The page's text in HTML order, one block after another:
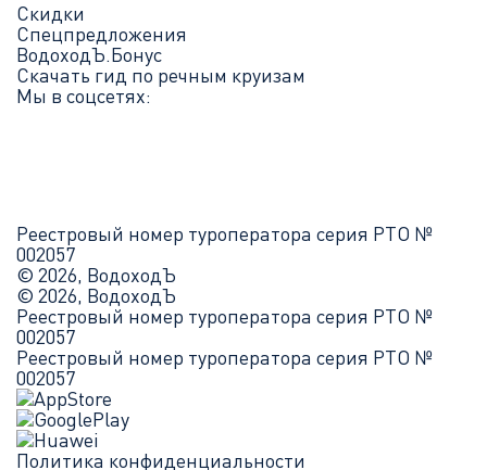
Скидки
Спецпредложения
ВодоходЪ.Бонус
Скачать гид по речным круизам
Мы в соцсетях:
Реестровый номер туроператора серия РТО №
002057
© 2026, ВодоходЪ
© 2026, ВодоходЪ
Реестровый номер туроператора серия РТО №
002057
Реестровый номер туроператора серия РТО №
002057
Политика конфиденциальности